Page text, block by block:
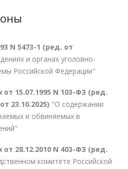
N 5473-1 (ред. от
и органах уголовно-
Российской Федерации"
15.07.1995 N 103-ФЗ (ред.
23.10.2025) "О содержании
и обвиняемых в
28.12.2010 N 403-ФЗ (ред.
комитете Российской